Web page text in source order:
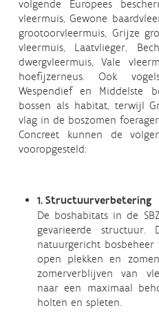
volgende Europees
vleermuis, Gewone
grootoorvleermuis, Grijze
vleermuis, Laatvlieger,
dwergvleermuis, Vale
hoefijzerneus. Ook
Wespendief en Middelste
bossen als habitat, terwijl
vlag in de boszomen
Concreet kunnen de
vooropgesteld:
1. Structuurverbetering
De boshabitats in de
gevarieerde structuur.
natuurgericht
open plekken en
zomerverblijven van
naar een maximaal
holten en spleten.